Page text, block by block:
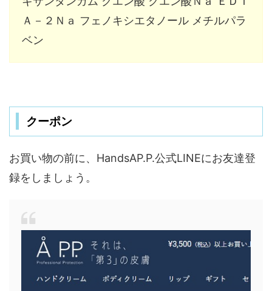
Ａ－２Ｎａ フェノキシエタノール メチルパラ
ベン
クーポン
お買い物の前に、HandsAP.P.公式LINEにお友達登
録をしましょう。